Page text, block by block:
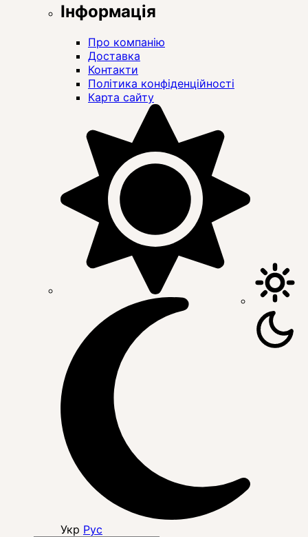
Інформація
Про компанію
Доставка
Контакти
Політика конфіденційності
Карта сайту
Укр Рус